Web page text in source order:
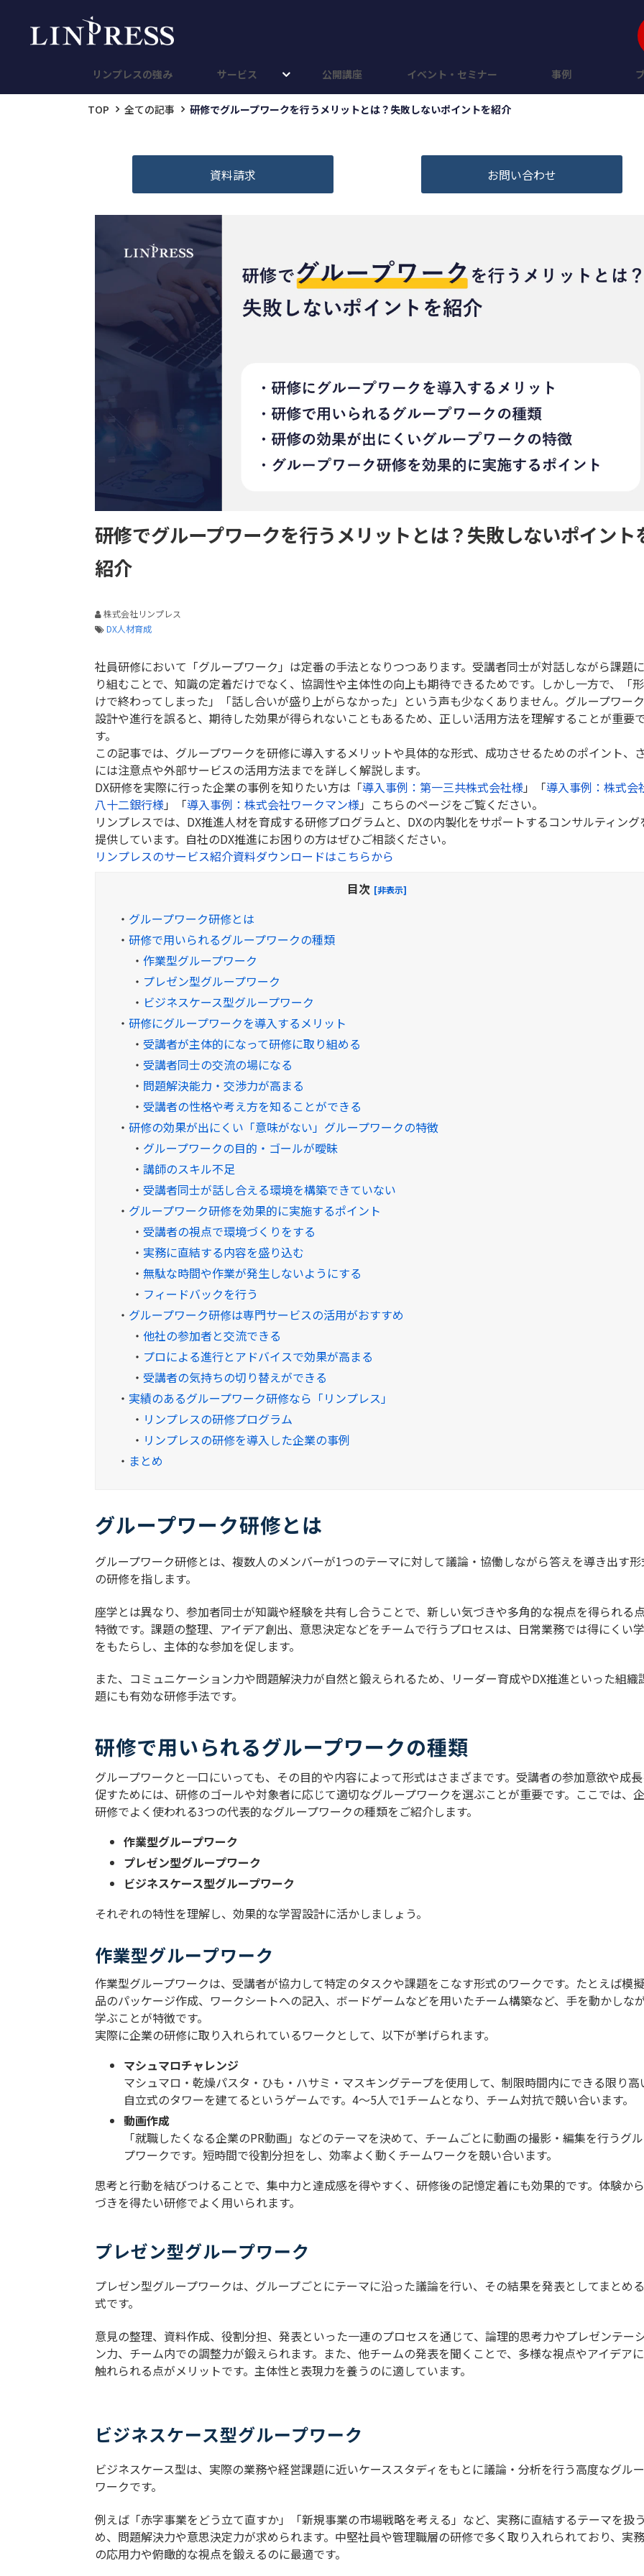
リンプレスの強み サービス 公開講座 イベント・セミナー 事例
TOP 全ての記事 研修でグループワークを行うメリットとは？失敗しないポイントを紹介
資料請求 お問い合わせ
研修でグループワークを行うメリットとは？失敗しないポイント
紹介
株式会社リンプレス
DX人材育成
社員研修において「グループワーク」は定番の手法となりつつあります。受講者同士が対話しながら課題
り組むことで、知識の定着だけでなく、協調性や主体性の向上も期待できるためです。しかし一方で、「
けで終わってしまった」「話し合いが盛り上がらなかった」という声も少なくありません。グループワー
設計や進行を誤ると、期待した効果が得られないこともあるため、正しい活用方法を理解することが重要
す。
この記事では、グループワークを研修に導入するメリットや具体的な形式、成功させるためのポイント、
には注意点や外部サービスの活用方法までを詳しく解説します。
DX研修を実際に行った企業の事例を知りたい方は「導入事例：第一三共株式会社様」「導入事例：株式会
八十二銀行様」「導入事例：株式会社ワークマン様」こちらのページをご覧ください。
リンプレスでは、DX推進人材を育成する研修プログラムと、DXの内製化をサポートするコンサルティング
提供しています。自社のDX推進にお困りの方はぜひご相談ください。
リンプレスのサービス紹介資料ダウンロードはこちらから
目次 [非表示]
・ グループワーク研修とは
・ 研修で用いられるグループワークの種類
・ 作業型グループワーク
・ プレゼン型グループワーク
・ ビジネスケース型グループワーク
・ 研修にグループワークを導入するメリット
・ 受講者が主体的になって研修に取り組める
・ 受講者同士の交流の場になる
・ 問題解決能力・交渉力が高まる
・ 受講者の性格や考え方を知ることができる
・ 研修の効果が出にくい「意味がない」グループワークの特徴
・ グループワークの目的・ゴールが曖昧
・ 講師のスキル不足
・ 受講者同士が話し合える環境を構築できていない
・ グループワーク研修を効果的に実施するポイント
・ 受講者の視点で環境づくりをする
・ 実務に直結する内容を盛り込む
・ 無駄な時間や作業が発生しないようにする
・ フィードバックを行う
・ グループワーク研修は専門サービスの活用がおすすめ
・ 他社の参加者と交流できる
・ プロによる進行とアドバイスで効果が高まる
・ 受講者の気持ちの切り替えができる
・ 実績のあるグループワーク研修なら「リンプレス」
・ リンプレスの研修プログラム
・ リンプレスの研修を導入した企業の事例
・ まとめ
グループワーク研修とは
グループワーク研修とは、複数人のメンバーが1つのテーマに対して議論・協働しながら答えを導き出す形
の研修を指します。
座学とは異なり、参加者同士が知識や経験を共有し合うことで、新しい気づきや多角的な視点を得られる
特徴です。課題の整理、アイデア創出、意思決定などをチームで行うプロセスは、日常業務では得にくい
をもたらし、主体的な参加を促します。
また、コミュニケーション力や問題解決力が自然と鍛えられるため、リーダー育成やDX推進といった組織
題にも有効な研修手法です。
研修で用いられるグループワークの種類
グループワークと一口にいっても、その目的や内容によって形式はさまざまです。受講者の参加意欲や成
促すためには、研修のゴールや対象者に応じて適切なグループワークを選ぶことが重要です。ここでは、
研修でよく使われる3つの代表的なグループワークの種類をご紹介します。
作業型グループワーク
プレゼン型グループワーク
ビジネスケース型グループワーク
それぞれの特性を理解し、効果的な学習設計に活かしましょう。
作業型グループワーク
作業型グループワークは、受講者が協力して特定のタスクや課題をこなす形式のワークです。たとえば模
品のパッケージ作成、ワークシートへの記入、ボードゲームなどを用いたチーム構築など、手を動かしな
学ぶことが特徴です。
実際に企業の研修に取り入れられているワークとして、以下が挙げられます。
マシュマロチャレンジ
マシュマロ・乾燥パスタ・ひも・ハサミ・マスキングテープを使用して、制限時間内にできる限り高
自立式のタワーを建てるというゲームです。4〜5人で1チームとなり、チーム対抗で競い合います。
動画作成
「就職したくなる企業のPR動画」などのテーマを決めて、チームごとに動画の撮影・編集を行うグ
プワークです。短時間で役割分担をし、効率よく動くチームワークを競い合います。
思考と行動を結びつけることで、集中力と達成感を得やすく、研修後の記憶定着にも効果的です。体験か
づきを得たい研修でよく用いられます。
プレゼン型グループワーク
プレゼン型グループワークは、グループごとにテーマに沿った議論を行い、その結果を発表としてまとめ
式です。
意見の整理、資料作成、役割分担、発表といった一連のプロセスを通じて、論理的思考力やプレゼンテー
ン力、チーム内での調整力が鍛えられます。また、他チームの発表を聞くことで、多様な視点やアイデア
触れられる点がメリットです。主体性と表現力を養うのに適しています。
ビジネスケース型グループワーク
ビジネスケース型は、実際の業務や経営課題に近いケーススタディをもとに議論・分析を行う高度なグル
ワークです。
例えば「赤字事業をどう立て直すか」「新規事業の市場戦略を考える」など、実務に直結するテーマを扱
め、問題解決力や意思決定力が求められます。中堅社員や管理職層の研修で多く取り入れられており、実
の応用力や俯瞰的な視点を鍛えるのに最適です。